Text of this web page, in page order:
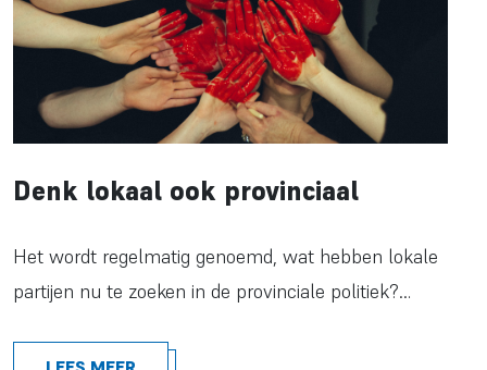
Denk lokaal ook provinciaal
Het wordt regelmatig genoemd, wat hebben lokale
partijen nu te zoeken in de provinciale politiek?…